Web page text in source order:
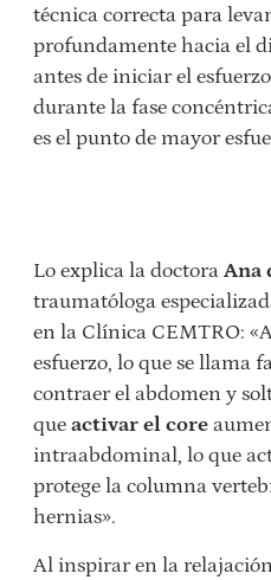
técnica correcta para
profundamente hacia el
antes de iniciar el
durante la fase
es el punto de mayor
Lo explica la doctora Ana
traumatóloga
en la Clínica CEMTRO:
esfuerzo, lo que se llama
contraer el abdomen y
que activar el core
intraabdominal, lo que
protege la columna
hernias».
Al inspirar en la